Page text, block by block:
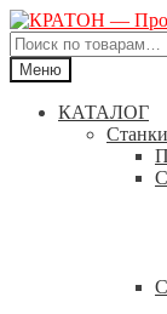
Искать:
Меню
КАТАЛОГ
Станки